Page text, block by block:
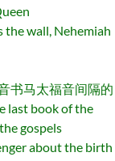
wall, Nehemiah
书马太福音间隔的
last book of the
gospels
about the birth